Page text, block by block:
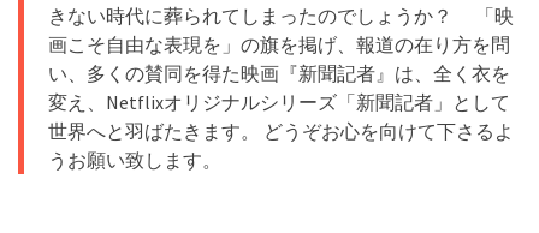
きない時代に葬られてしまったのでしょうか？ 「映
画こそ自由な表現を」の旗を掲げ、報道の在り方を問
い、多くの賛同を得た映画『新聞記者』は、全く衣を
変え、Netflixオリジナルシリーズ「新聞記者」として
世界へと羽ばたきます。 どうぞお心を向けて下さるよ
うお願い致します。